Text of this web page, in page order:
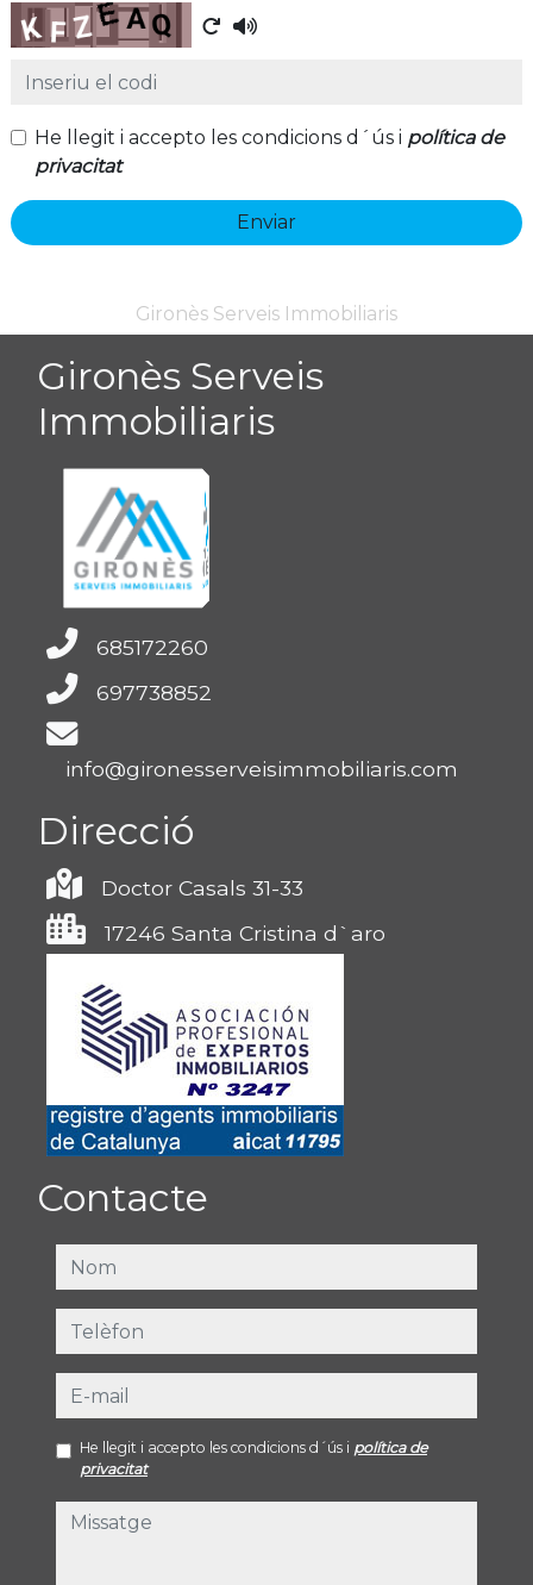
Captcha
He llegit i accepto les condicions d´ús i política de
privacitat
Enviar
Gironès Serveis Immobiliaris
Gironès Serveis
Immobiliaris
685172260
697738852
info@gironesserveisimmobiliaris.com
Direcció
Doctor Casals 31-33
17246 Santa Cristina d`aro
Contacte
nom
telèfon
e-mail
He llegit i accepto les condicions d´ús i política de
privacitat
missatge